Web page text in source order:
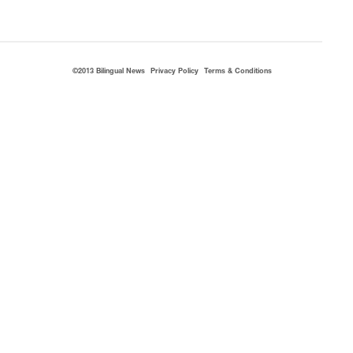
©2013 Bilingual News Privacy Policy Terms & Conditions